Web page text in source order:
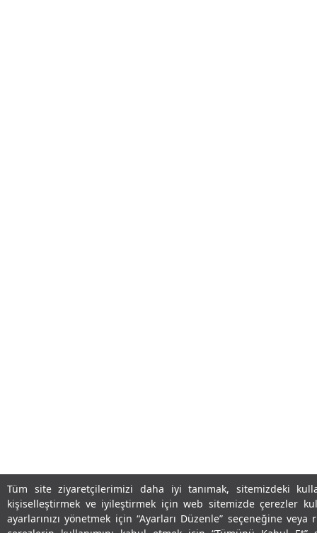
Tüm site ziyaretçilerimizi daha iyi tanımak, sitemizdeki
kişiselleştirmek ve iyileştirmek için web sitemizde çerezler
ayarlarınızı yönetmek için “Ayarları Düzenle” seçeneğine veya